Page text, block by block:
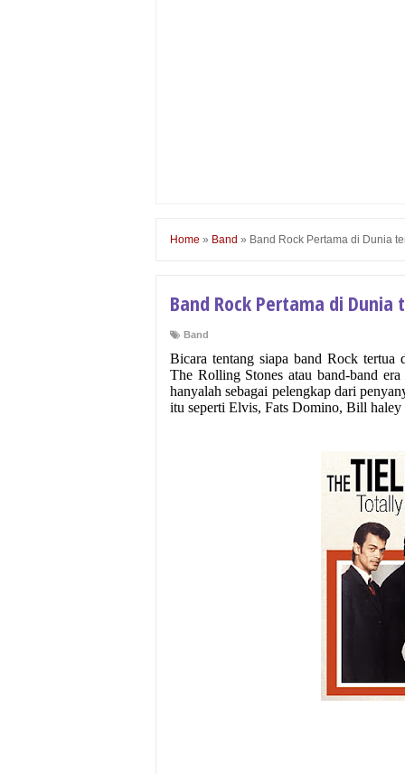
Home » Band » Band Rock Pertama di Dunia
Band Rock Pertama di
Band
Bicara tentang siapa band Rock tertua
The Rolling Stones atau band-band
hanyalah sebagai pelengkap dari
itu seperti Elvis, Fats Domino, Bill haley